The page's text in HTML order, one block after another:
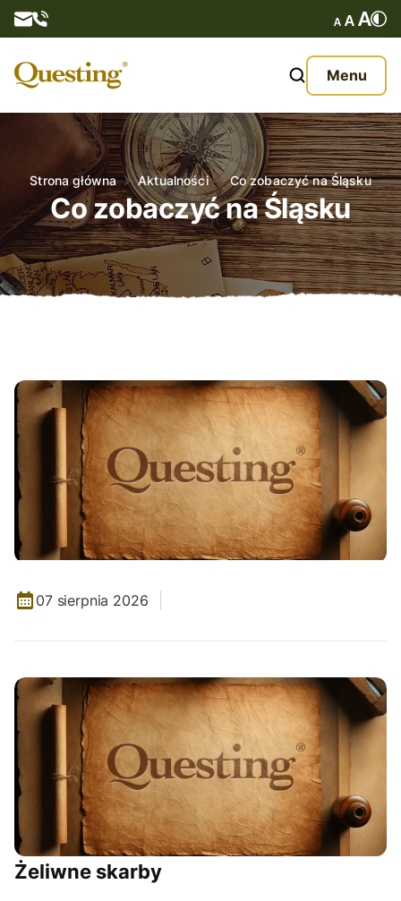
Menu
O nas
Oferta
Aktualności
Kontakt
Strona główna Aktualności Co zobaczyć na Śląsku
Co zobaczyć na Śląsku
07 sierpnia 2026
Żeliwne skarby